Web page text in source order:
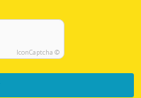
IconCaptcha ©